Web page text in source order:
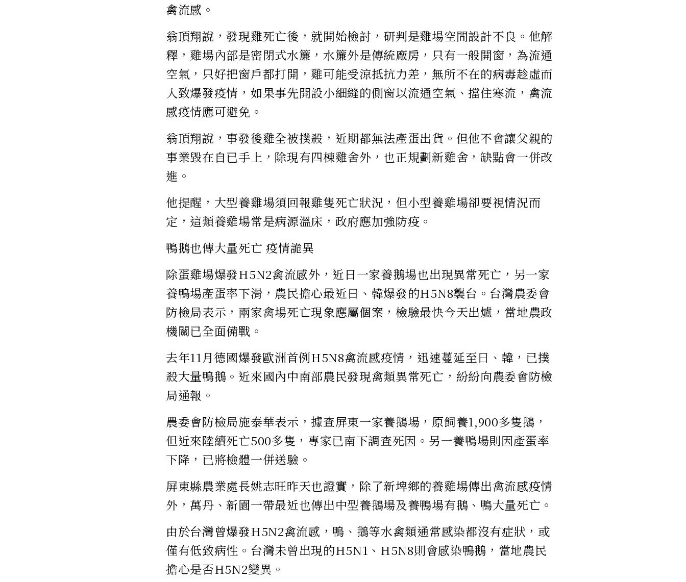
禽流感。
翁頂翔說，發現雞死亡後，就開始檢討，研判是雞場空間設計不良。他解
釋，雞場內部是密閉式水簾，水簾外是傳統廠房，只有一般開窗，為流通
空氣，只好把窗戶都打開，雞可能受涼抵抗力差，無所不在的病毒趁虛而
入致爆發疫情，如果事先開設小細縫的側窗以流通空氣、擋住寒流，禽流
感疫情應可避免。
翁頂翔說，事發後雞全被撲殺，近期都無法產蛋出貨。但他不會讓父親的
事業毀在自已手上，除現有四棟雞舍外，也正規劃新雞舍，缺點會一併改
進。
他提醒，大型養雞場須回報雞隻死亡狀況，但小型養雞場卻要視情況而
定，這類養雞場常是病源溫床，政府應加強防疫。
鴨鵝也傳大量死亡 疫情詭異
除蛋雞場爆發H5N2禽流感外，近日一家養鵝場也出現異常死亡，另一家
養鴨場產蛋率下滑，農民擔心最近日、韓爆發的H5N8襲台。台灣農委會
防檢局表示，兩家禽場死亡現象應屬個案，檢驗最快今天出爐，當地農政
機關已全面備戰。
去年11月德國爆發歐洲首例H5N8禽流感疫情，迅速蔓延至日、韓，已撲
殺大量鴨鵝。近來國內中南部農民發現禽類異常死亡，紛紛向農委會防檢
局通報。
農委會防檢局施泰華表示，據查屏東一家養鵝場，原飼養1,900多隻鵝，
但近來陸續死亡500多隻，專家已南下調查死因。另一養鴨場則因產蛋率
下降，已將檢體一併送驗。
屏東縣農業處長姚志旺昨天也證實，除了新埤鄉的養雞場傳出禽流感疫情
外，萬丹、新園一帶最近也傳出中型養鵝場及養鴨場有鵝、鴨大量死亡。
由於台灣曾爆發H5N2禽流感，鴨、鵝等水禽類通常感染都沒有症狀，或
僅有低致病性。台灣未曾出現的H5N1、H5N8則會感染鴨鵝，當地農民
擔心是否H5N2變異。